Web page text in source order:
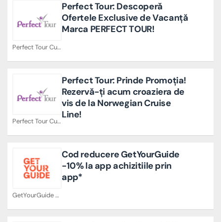
Perfect Tour Cupoane
Perfect Tour: Descoperă
Ofertele Exclusive de Vacanță
Marca PERFECT TOUR!
Perfect Tour Cupoane
Perfect Tour: Prinde Promoția!
Rezervă-ți acum croaziera de
vis de la Norwegian Cruise
Line!
GetYourGuide Cupoane
Cod reducere GetYourGuide
-10% la app achizitiile prin
app*